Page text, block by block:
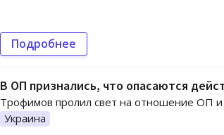
Подробнее
В ОП признались, что опасаются
Трофимов пролил свет на отношение ОП и
Украина